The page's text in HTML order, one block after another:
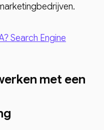
Search Engine
met een